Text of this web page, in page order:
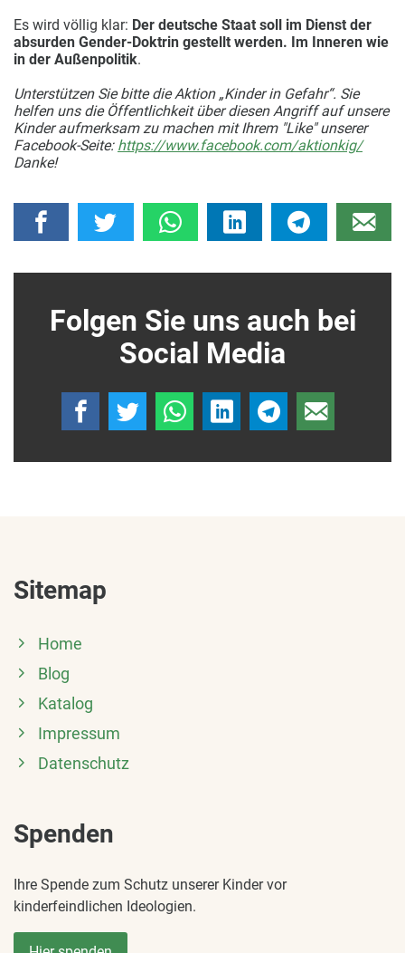
Es wird völlig klar: Der deutsche Staat soll im Dienst der
absurden Gender-Doktrin gestellt werden. Im Inneren wie
in der Außenpolitik.
Unterstützen Sie bitte die Aktion „Kinder in Gefahr“. Sie
helfen uns die Öffentlichkeit über diesen Angriff auf unsere
Kinder aufmerksam zu machen mit Ihrem "Like" unserer
Facebook-Seite: https://www.facebook.com/aktionkig/
Danke!
Folgen Sie uns auch bei
Social Media
Sitemap
Home
Blog
Katalog
Impressum
Datenschutz
Spenden
Ihre Spende zum Schutz unserer Kinder vor
kinderfeindlichen Ideologien.